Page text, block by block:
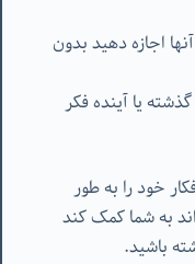
اجازه دهید بدون
یا آینده فکر
خود را به طور
به شما کمک کند
باشید.